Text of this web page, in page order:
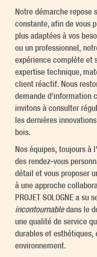
Notre démarche repose
constante, afin de vous
plus adaptées à vos
ou un professionnel,
expérience complète et
expertise technique,
client réactif. Nous
demande d'information
invitons à consulter
les dernières
bois.
Nos équipes, toujours à
des rendez-vous
détail et vous proposer
à une approche
PROJET SOLOGNE a
incontournabledans le
une qualité de service
durables et
environnement.